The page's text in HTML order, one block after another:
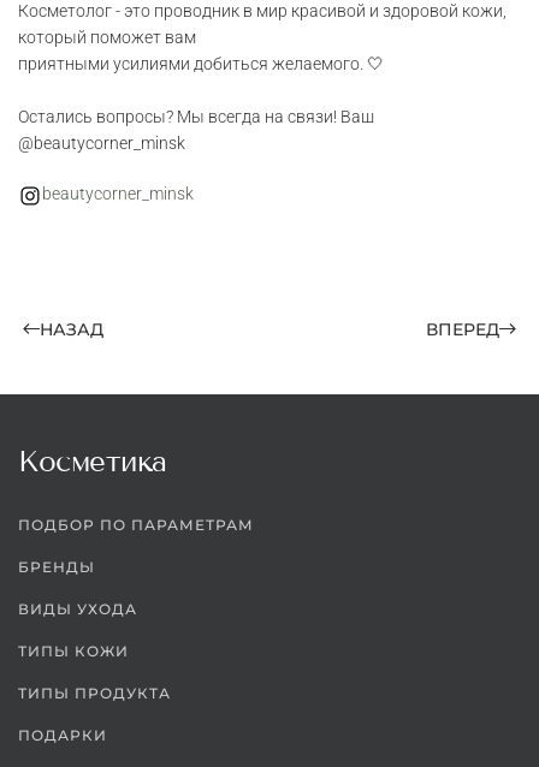
Косметолог - это проводник в мир красивой и здоровой кожи,
который поможет вам
приятными усилиями добиться желаемого. 🤍
Остались вопросы? Мы всегда на связи! Ваш
@beautycorner_minsk
beautycorner_minsk
НАЗАД ВПЕРЕД
Косметика
ПОДБОР ПО ПАРАМЕТРАМ
БРЕНДЫ
ВИДЫ УХОДА
ТИПЫ КОЖИ
ТИПЫ ПРОДУКТА
ПОДАРКИ